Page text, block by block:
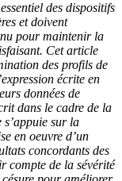
des dispositifs
et doivent
pour maintenir la
Cet article
des profils de
écrite en
données de
dans le cadre de la
s’appuie sur la
en oeuvre d’un
concordants des
compte de la sévérité